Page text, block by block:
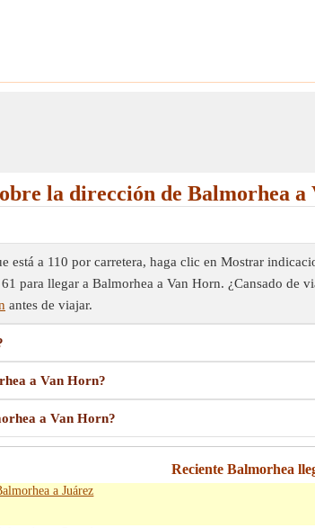
la dirección de Balmorhea a
a 110 por carretera, haga clic en Mostrar
para llegar a Balmorhea a Van Horn. ¿Cansado de
antes de viajar.
a Van Horn?
a Van Horn?
Reciente Balmorhea
a Juárez